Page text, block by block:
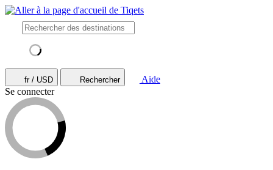
fr / USD Rechercher
Aide
Se connecter